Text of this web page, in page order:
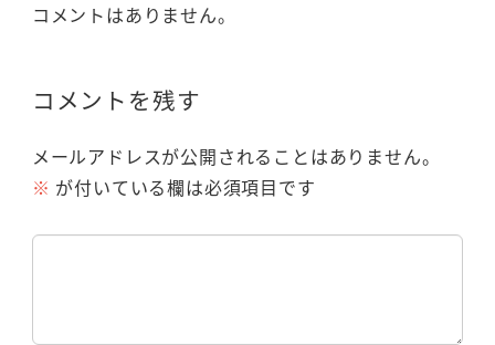
コメントはありません。
コメントを残す
メールアドレスが公開されることはありません。
※ が付いている欄は必須項目です